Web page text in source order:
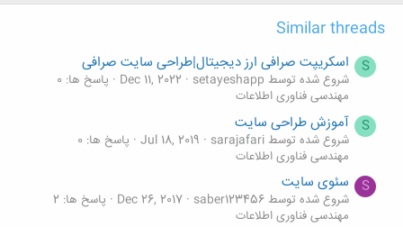
Similar threads
S اسکریپت صرافی ارز دیجیتال|طراحی سایت صرافی
شروع شده توسط setayeshapp Dec 11, 2022
پاسخ ها: 0
مهندسی فناوری اطلاعات
S آموزش طراحی سایت
شروع شده توسط sarajafari Jul 18, 2019 پاسخ ها: 0
مهندسی فناوری اطلاعات
S سئوی سایت
شروع شده توسط saber123456 Dec 26, 2017
پاسخ ها: 2
مهندسی فناوری اطلاعات